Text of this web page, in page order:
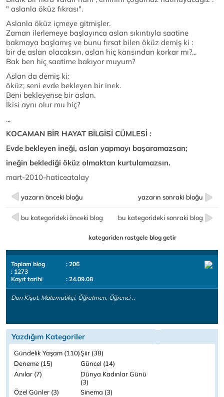
" aslanla öküz fıkrası".
Aslanla öküz içmeye gitmişler.
Zaman ilerlemeye başlayınca aslan sıkıntıyla saatine
bakmaya başlamış ve bunu fırsat bilen öküz demiş ki :
bir de aslan olacaksın, aslan hiç karısından korkar mı?...
Bak ben hiç saatime bakıyor muyum?
Aslan da demiş ki:
öküz; seni evde bekleyen bir inek.
Beni bekleyense bir aslan.
İkisi aynı olur mu hiç?
...
KOCAMAN BİR HAYAT BİLGİSİ CÜMLESİ :
Evde bekleyen ineği, aslan yapmayı başaramazsan;
ineğin beklediği öküz olmaktan kurtulamazsın.
mart-2010-haticeatalay
yazarın önceki bloğu yazarın sonraki bloğu
bu kategorideki önceki blog bu kategorideki sonraki blog
kategoriden rastgele blog getir
Toplam blog
: 206
: 1273
Kayıt tarihi
: 24.09.08
Don Kişot, Matematikçi, Öğretmen, Öğrenci ..
Yazdığım Kategoriler
Gündelik Yaşam (110)Şiir (38)
Deneme (15)
Güncel (14)
Anılar (7)
Dünya Kadınlar Günü
(3)
Özel Günler (3) Sinema (3)